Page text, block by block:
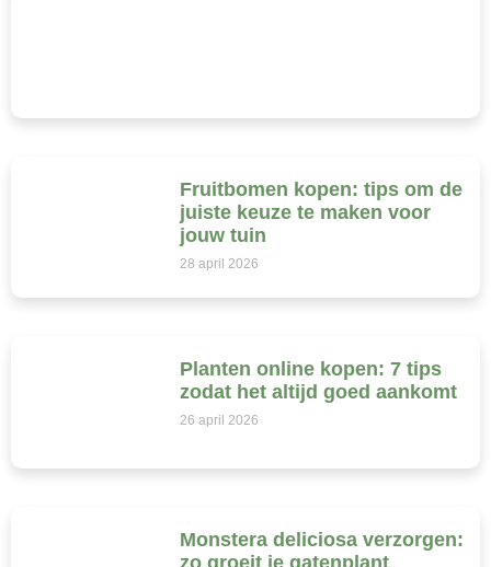
Fruitbomen kopen: tips om de
juiste keuze te maken voor
jouw tuin
28 april 2026
Planten online kopen: 7 tips
zodat het altijd goed aankomt
26 april 2026
Monstera deliciosa verzorgen:
zo groeit je gatenplant